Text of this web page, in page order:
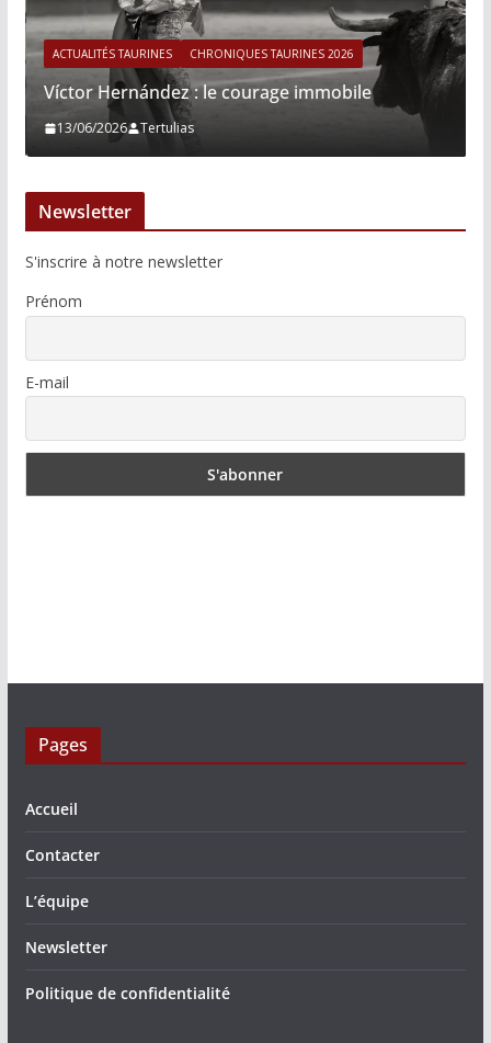
ACTUALITÉS TAURINES CHRONIQUES TAURINES 2026
Víctor Hernández : le courage immobile
13/06/2026 Tertulias
Newsletter
S'inscrire à notre newsletter
Prénom
E-mail
Pages
Accueil
Contacter
L’équipe
Newsletter
Politique de confidentialité